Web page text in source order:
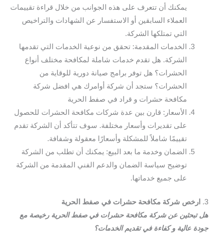
يمكنك أن تتعرف على هذه الجوانب من خلال قراءة تقييمات
العملاء السابقين أو الاستفسار عن الشهادات والتراخيص
التي تمتلكها الشركة.
الخدمات المقدمة: تحقق من نوعية الخدمات التي تقدمها
الشركة. هل تقدم خدمات شاملة لمكافحة مختلف أنواع
الحشرات؟ هل توفر برامج صيانة دورية للوقاية من
الحشرات؟ ستجد أن شركة أوامرك هي افضل شركة
مكافحة حشرات و قراد في صفط الحرية
الأسعار: قارن بين عدة شركات مكافحة الحشرات للحصول
على تقديرات وأسعار مختلفة. سوف تتأكد أن الشركة تقدم
تقييمًا شاملاً للمشكلة وأسعارًا معقولة وشفافة.
الضمان وخدمة ما بعد البيع: يمكنك أن تطلب من الشركة
توضيح سياسة الضمان والدعم الفني المقدمة من الشركة
على جميع خدماتها.
3.
ارخص شركة مكافحة حشرات في صفط الحرية
هل تبحثين عن شركة مكافحة حشرات في صفط الحرية رخيصة مع
جودة عالية و كفاءة في تقديم الخدمات؟